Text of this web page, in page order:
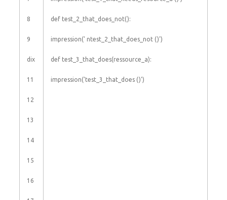
8
9
dix
11
12
13
14
15
16
def test_2_that_does_not():
impression(' ntest_2_that_does_not ()')
def test_3_that_does(ressource_a):
impression('test_3_that_does ()')